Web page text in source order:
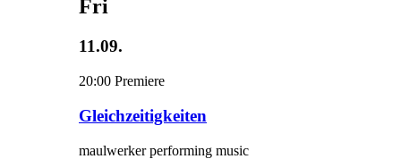
Fri
11.09.
20:00 Premiere
Gleichzeitigkeiten
maulwerker performing music